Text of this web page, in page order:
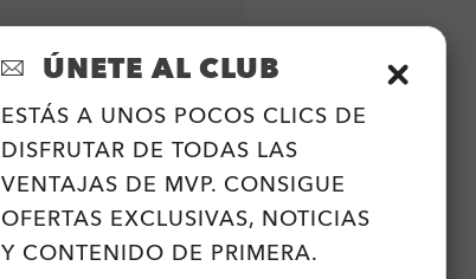
ÚNETE AL CLUB
ESTÁS A UNOS POCOS CLICS DE
DISFRUTAR DE TODAS LAS
VENTAJAS DE MVP. CONSIGUE
OFERTAS EXCLUSIVAS, NOTICIAS
Y CONTENIDO DE PRIMERA.